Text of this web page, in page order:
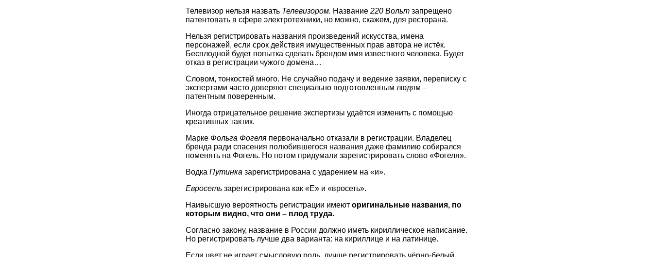
Телевизор нельзя назвать Телевизором. Название 220 Вольт запрещено
патентовать в сфере электротехники, но можно, скажем, для ресторана.
Нельзя регистрировать названия произведений искусства, имена
персонажей, если срок действия имущественных прав автора не истёк.
Бесплодной будет попытка сделать брендом имя известного человека. Будет
отказ в регистрации чужого домена…
Словом, тонкостей много. Не случайно подачу и ведение заявки, переписку с
экспертами часто доверяют специально подготовленным людям –
патентным поверенным.
Иногда отрицательное решение экспертизы удаётся изменить с помощью
креативных тактик.
Марке Фольга Фогеля первоначально отказали в регистрации. Владелец
бренда ради спасения полюбившегося названия даже фамилию собирался
поменять на Фогель. Но потом придумали зарегистрировать слово «Фогеля».
Водка Путинка зарегистрирована с ударением на «и».
Евросеть зарегистрирована как «Е» и «вросеть».
Наивысшую вероятность регистрации имеют оригинальные названия, по
которым видно, что они – плод труда.
Согласно закону, название в России должно иметь кириллическое написание.
Но регистрировать лучше два варианта: на кириллице и на латинице.
Если цвет не играет смысловую роль, лучше регистрировать чёрно-белый